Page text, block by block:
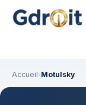
Accueil›Motulsky